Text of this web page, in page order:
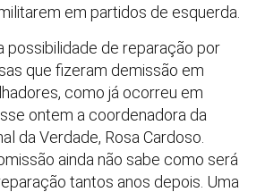
em partidos de esquerda.
possibilidade de reparação por
que fizeram demissão em
como já ocorreu em
ontem a coordenadora da
da Verdade, Rosa Cardoso.
ainda não sabe como será
tantos anos depois. Uma